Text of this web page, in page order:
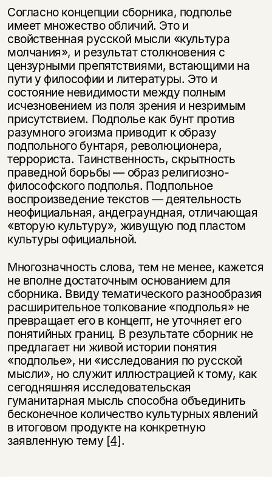
Согласно концепции сборника, подполье
имеет множество обличий. Это и
свойственная русской мысли «культура
молчания», и результат столкновения с
цензурными препятствиями, встающими на
пути у философии и литературы. Это и
состояние невидимости между полным
исчезновением из поля зрения и незримым
присутствием. Подполье как бунт против
разумного эгоизма приводит к образу
подпольного бунтаря, революционера,
террориста. Таинственность, скрытность
праведной борьбы — образ религиозно-
философского подполья. Подпольное
воспроизведение текстов — деятельность
неофициальная, андеграундная, отличающая
«вторую культуру», живущую под пластом
культуры официальной.
Многозначность слова, тем не менее, кажется
не вполне достаточным основанием для
сборника. Ввиду тематического разнообразия
расширительное толкование «подполья» не
превращает его в концепт, не уточняет его
понятийных границ. В результате сборник не
предлагает ни живой истории понятия
«подполье», ни «исследования по русской
мысли», но служит иллюстрацией к тому, как
сегодняшняя исследовательская
гуманитарная мысль способна объединить
бесконечное количество культурных явлений
в итоговом продукте на конкретную
заявленную тему [4].